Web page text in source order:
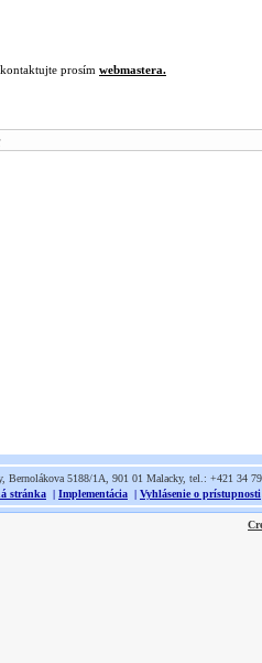
prosím webmastera.
Bernolákova 5188/1A, 901 01 Malacky, tel.: +421 34
stránka | Implementácia | Vyhlásenie o prístupnosti